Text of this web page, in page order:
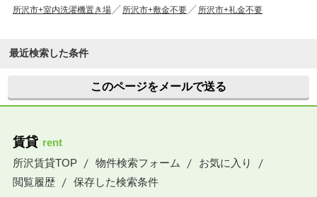
所沢市+室内洗濯機置き場
所沢市+敷金不要 所沢市+礼金不要
最近検索した条件
このページをメールで送る
賃貸 rent
所沢賃貸TOP
物件検索フォーム
お気に入り
閲覧履歴
保存した検索条件